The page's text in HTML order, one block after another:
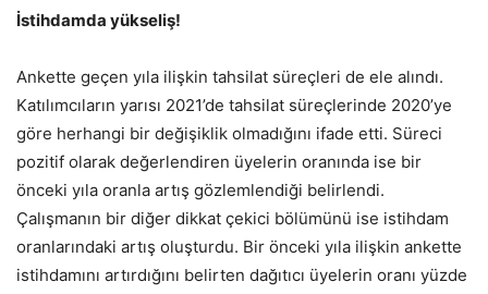
İstihdamda yükseliş!
Ankette geçen yıla ilişkin tahsilat süreçleri de ele alındı.
Katılımcıların yarısı 2021’de tahsilat süreçlerinde 2020’ye
göre herhangi bir değişiklik olmadığını ifade etti. Süreci
pozitif olarak değerlendiren üyelerin oranında ise bir
önceki yıla oranla artış gözlemlendiği belirlendi.
Çalışmanın bir diğer dikkat çekici bölümünü ise istihdam
oranlarındaki artış oluşturdu. Bir önceki yıla ilişkin ankette
istihdamını artırdığını belirten dağıtıcı üyelerin oranı yüzde